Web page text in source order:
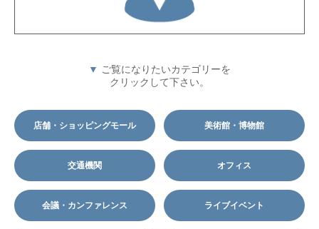
▼ ご覧になりたいカテゴリーを
クリックして下さい。
店舗・ショッピングモール 美術館・博物館
交通機関 オフィス
会議・カンファレンス ライブイベント